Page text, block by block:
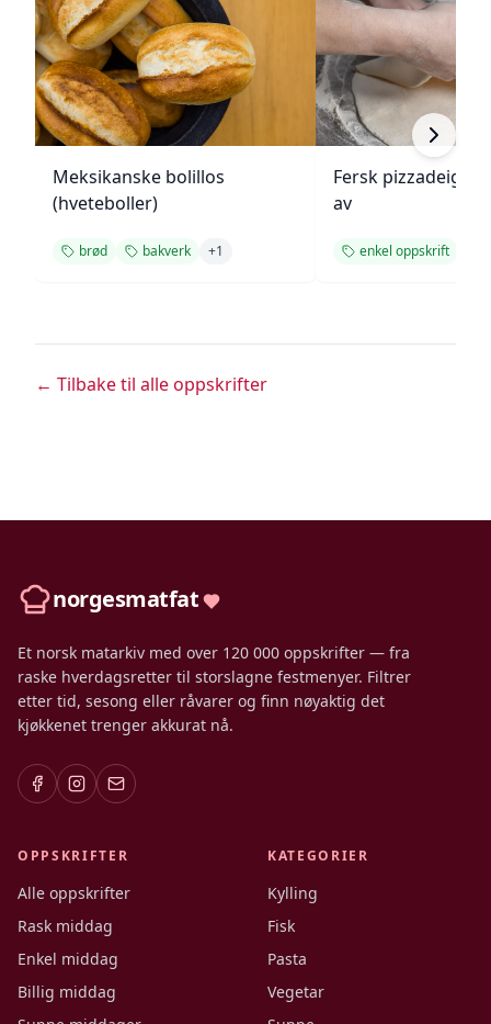
Meksikanske bolillos
(hveteboller)
brød bakverk +1
Fersk pizzadeig
av
enkel oppskrift
← Tilbake til alle oppskrifter
norgesmatfat
Et norsk matarkiv med over 120 000 oppskrifter — fra
raske hverdagsretter til storslagne festmenyer. Filtrer
etter tid, sesong eller råvarer og finn nøyaktig det
kjøkkenet trenger akkurat nå.
OPPSKRIFTER
Alle oppskrifter
Rask middag
Enkel middag
Billig middag
KATEGORIER
Kylling
Fisk
Pasta
Vegetar